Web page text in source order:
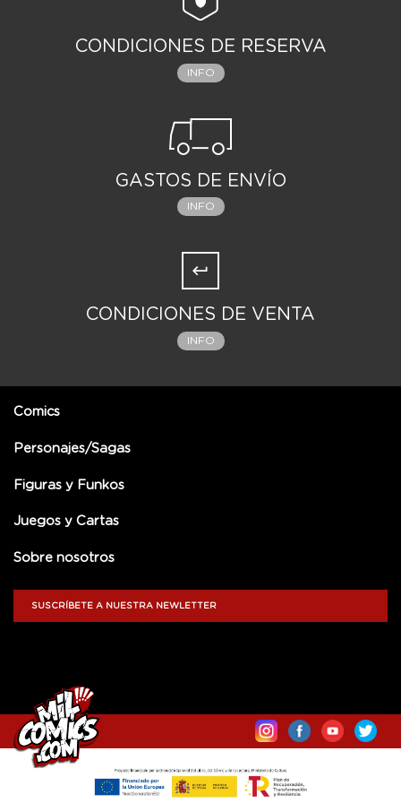
CONDICIONES DE RESERVA
INFO
GASTOS DE ENVÍO
INFO
CONDICIONES DE VENTA
INFO
Comics
Personajes/Sagas
Figuras y Funkos
Juegos y Cartas
Sobre nosotros
SUSCRÍBETE A NUESTRA NEWLETTER